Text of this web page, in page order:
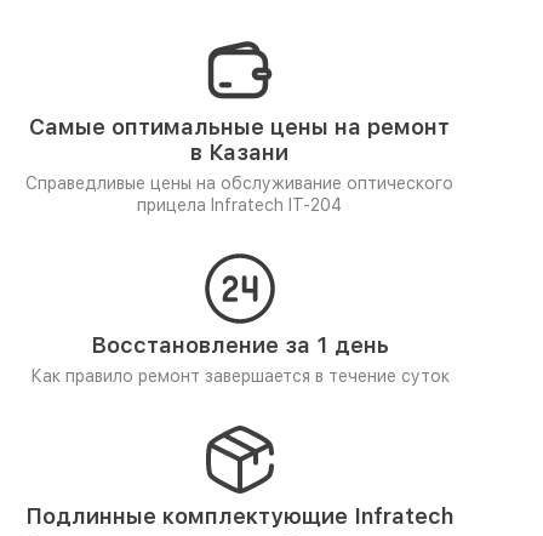
Самые оптимальные цены на ремонт
в Казани
Справедливые цены на обслуживание оптического
прицела Infratech IT-204
Восстановление за 1 день
Как правило ремонт завершается в течение суток
Подлинные комплектующие Infratech